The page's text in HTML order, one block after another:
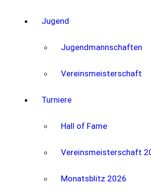
Jugend
Jugendmannschaften
Vereinsmeisterschaft
Turniere
Hall of Fame
Vereinsmeisterschaft
Monatsblitz 2026